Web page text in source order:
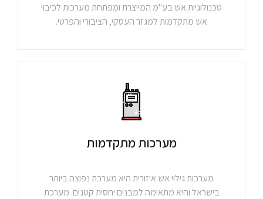
טכנולוגיות אש בע"מ המייצרת ומפתחת מערכות לכיבוי
אש מתקדמות למגזר העסקי, הציבורי והפרטי.
מערכות מתקדמות
מערכות גילוי אש איזורית היא מערכת נפוצה ביותר
בישראל והיא מתאימה למבנים יחסית קטנים. מערכת